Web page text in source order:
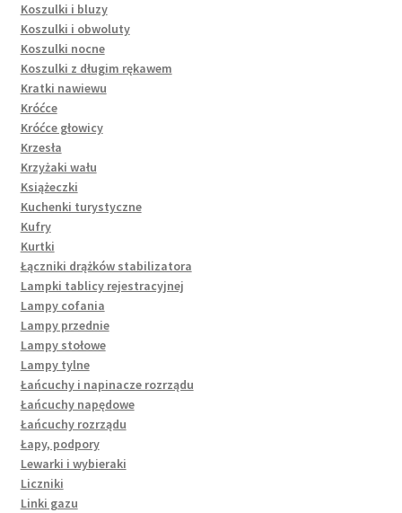
Koszulki i bluzy
Koszulki i obwoluty
Koszulki nocne
Koszulki z długim rękawem
Kratki nawiewu
Króćce
Króćce głowicy
Krzesła
Krzyżaki wału
Książeczki
Kuchenki turystyczne
Kufry
Kurtki
Łączniki drążków stabilizatora
Lampki tablicy rejestracyjnej
Lampy cofania
Lampy przednie
Lampy stołowe
Lampy tylne
Łańcuchy i napinacze rozrządu
Łańcuchy napędowe
Łańcuchy rozrządu
Łapy, podpory
Lewarki i wybieraki
Liczniki
Linki gazu